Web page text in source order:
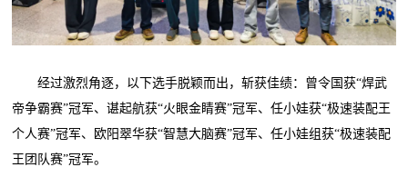
经过激烈角逐，以下选手脱颖而出，斩获佳绩：曾令国获“焊武
帝争霸赛”冠军、谌起航获“火眼金睛赛”冠军、任小娃获“极速装配王
个人赛”冠军、欧阳翠华获“智慧大脑赛”冠军、任小娃组获“极速装配
王团队赛”冠军。